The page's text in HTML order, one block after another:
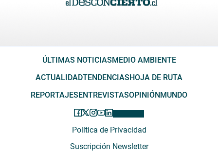
ÚLTIMAS NOTICIAS MEDIO AMBIENTE
ACTUALIDADTENDENCIAS HOJA DE RUTA
REPORTAJES ENTREVISTASOPINIÓN MUNDO
Política de Privacidad
Suscripción Newsletter